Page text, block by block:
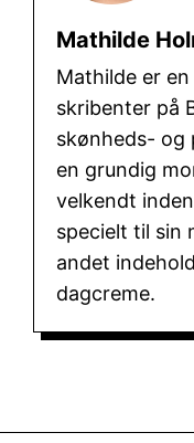
Mathilde
Mathilde er
skribenter på
skønheds- og
en grundig
velkendt
specielt til sin
andet
dagcreme.